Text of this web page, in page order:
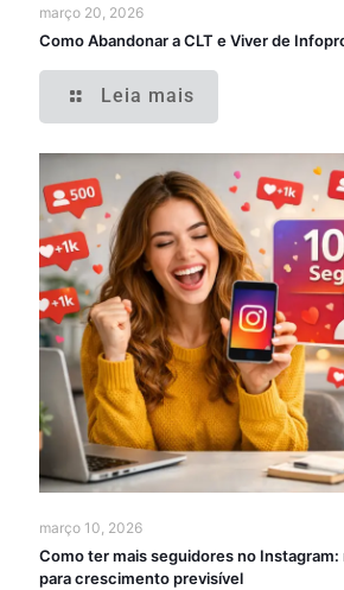
março 20, 2026
Como Abandonar a CLT e Viver de
Leia mais
março 10, 2026
Como ter mais seguidores no
para crescimento previsível